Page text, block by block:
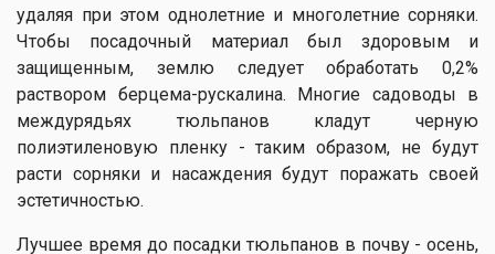
удаляя при этом однолетние и многолетние сорняки.
Чтобы посадочный материал был здоровым и
защищенным, землю следует обработать 0,2%
раствором берцема-рускалина. Многие садоводы в
междурядьях тюльпанов кладут черную
полиэтиленовую пленку - таким образом, не будут
расти сорняки и насаждения будут поражать своей
эстетичностью.
Лучшее время до посадки тюльпанов в почву - осень,